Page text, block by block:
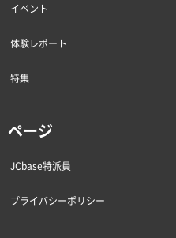
イベント
体験レポート
特集
ページ
JCbase特派員
プライバシーポリシー